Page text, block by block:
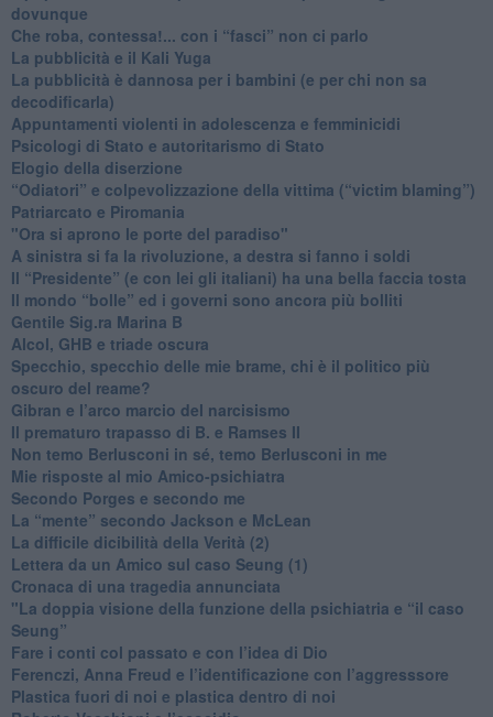
dovunque
​Che roba, contessa!... con i “fasci” non ci parlo
La pubblicità e il Kali Yuga
​La pubblicità è dannosa per i bambini (e per chi non sa
decodificarla)
​Appuntamenti violenti in adolescenza e femminicidi
​Psicologi di Stato e autoritarismo di Stato
Elogio della diserzione
“Odiatori” e colpevolizzazione della vittima (“victim blaming”)
​Patriarcato e Piromania
"Ora si aprono le porte del paradiso"
​A sinistra si fa la rivoluzione, a destra si fanno i soldi
​Il “Presidente” (e con lei gli italiani) ha una bella faccia tosta
​Il mondo “bolle” ed i governi sono ancora più bolliti
​Gentile Sig.ra Marina B
​Alcol, GHB e triade oscura
​Specchio, specchio delle mie brame, chi è il politico più
oscuro del reame?
​Gibran e l’arco marcio del narcisismo
​Il prematuro trapasso di B. e Ramses II
​Non temo Berlusconi in sé, temo Berlusconi in me
​Mie risposte al mio Amico-psichiatra
​Secondo Porges e secondo me
​La “mente” secondo Jackson e McLean
La difficile dicibilità della Verità (2)
​Lettera da un Amico sul caso Seung (1)
​Cronaca di una tragedia annunciata
"​La doppia visione della funzione della psichiatria e “il caso
Seung”
​Fare i conti col passato e con l’idea di Dio
​Ferenczi, Anna Freud e l’identificazione con l’aggresssore
Plastica fuori di noi e plastica dentro di noi